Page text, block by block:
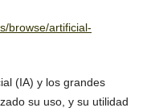
browse/artificial-
(IA) y los grandes
su uso, y su utilidad